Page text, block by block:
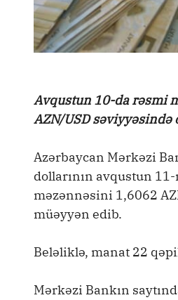
Avqustun 10-da rəsmi
AZN/USD səviyyəsində
Azərbaycan Mərkəzi
dollarının avqustun
məzənnəsini 1,6062
müəyyən edib.
Beləliklə, manat 22
Mərkəzi Bankın